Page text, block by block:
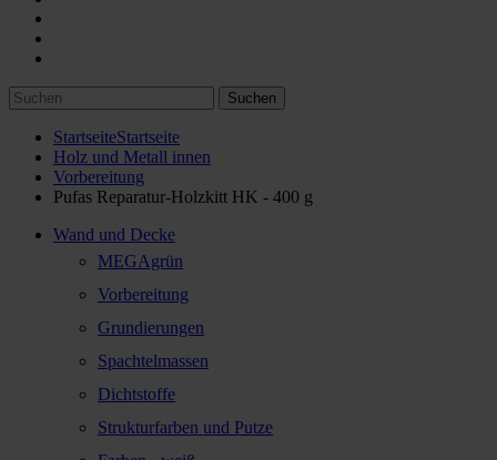
Suchen
StartseiteStartseite
Holz und Metall innen
Vorbereitung
Pufas Reparatur-Holzkitt HK - 400 g
Wand und Decke
MEGAgrün
Vorbereitung
Grundierungen
Spachtelmassen
Dichtstoffe
Strukturfarben und Putze